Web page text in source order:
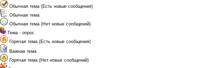
Обычная тема (Есть новые сообщения)
Обычная тема
Обычная тема (Нет новых сообщений)
Тема - опрос
Горячая тема (Есть новые сообщения)
Важная тема
Горячая тема (Нет новых сообщений)